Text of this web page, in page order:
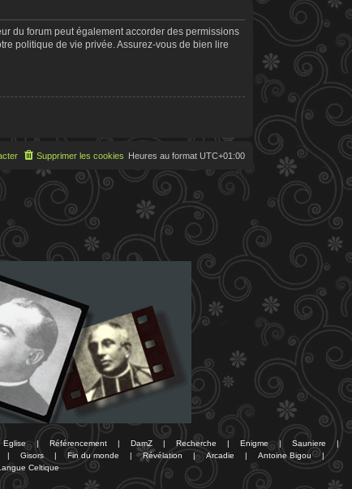
du forum peut également accorder des permissions
politique de vie privée. Assurez-vous de bien lire
Heures au format UTC+01:00
Supprimer les cookies
Eglise | Référencement | DamZ | Recherche | Enigme | Sauniere
|
| Gisors | Fin du monde | Révélation | Arcadie | Antoine Bigou
|
Celtique